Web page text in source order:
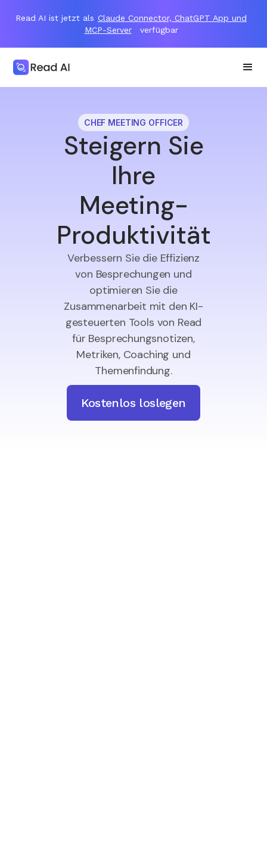
Read AI ist jetzt als Claude Connector, ChatGPT App und
MCP-Server
verfügbar
CHEF MEETING OFFICER
Steigern Sie
Ihre
Meeting-
Produktivität
Verbessern Sie die Effizienz
von Besprechungen und
optimieren Sie die
Zusammenarbeit mit den KI-
gesteuerten Tools von Read
für Besprechungsnotizen,
Metriken, Coaching und
Themenfindung.
Kostenlos loslegen